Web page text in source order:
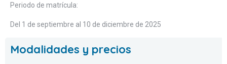
Periodo de matrícula:
Del 1 de septiembre al 10 de diciembre de 2025
Modalidades y precios